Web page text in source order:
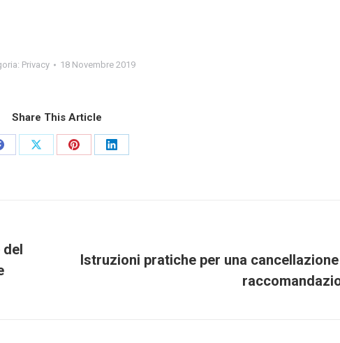
Privacy 18 Novembre 2019
Share This Article
CondividiCondividiCondividi
Prossimo
Istruzioni pratiche per una